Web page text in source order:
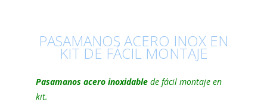
PASAMANOS ACERO INOX EN
KIT DE FÁCIL MONTAJE
Pasamanos acero inoxidable de fácil montaje en
kit.